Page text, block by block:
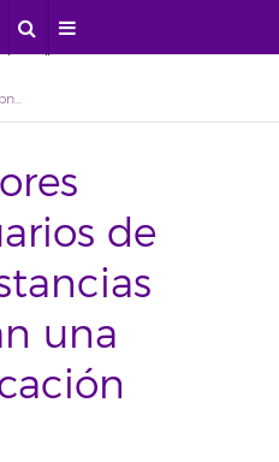
Los trabajadores remotos usuarios de Airbnb en estancias largas buscan una mayor implicación con el lugar
de
una